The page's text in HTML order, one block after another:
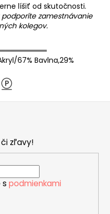
líšiť od skutočnosti.
zamestnávanie
kolegov.
67% Bavlna,29%
či zľavy!
s podmienkami